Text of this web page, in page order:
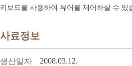
키보드를 사용하여 뷰어를 제어하실 수
사료정보
생산일자 2008.03.12.